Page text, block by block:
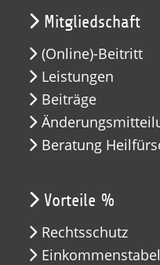
Mitgliedschaft
(Online)-Beitritt
Leistungen
Beiträge
Beratung
Vorteile %
Rechtsschutz